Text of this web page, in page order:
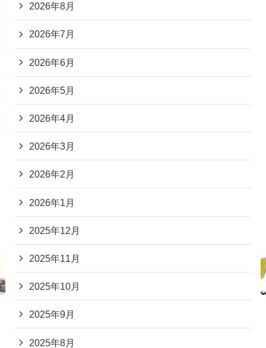
2026年8月
2026年7月
2026年6月
2026年5月
2026年4月
2026年3月
2026年2月
2026年1月
2025年12月
2025年11月
2025年10月
2025年9月
2025年8月